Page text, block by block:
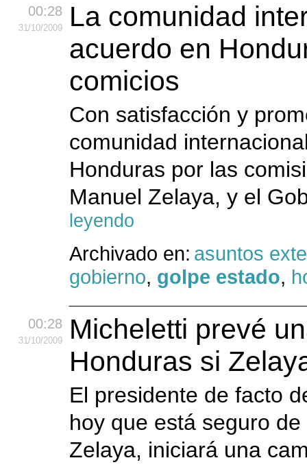
00:28
31/10/2009
La comunidad
acuerdo en
comicios
Con satisfacción y
comunidad
Honduras por las
Manuel Zelaya, y el
leyendo
Archivado en: asuntos
gobierno, golpe estado,
00:28
31/10/2009
Micheletti prevé
Honduras si
El presidente de facto
hoy que está seguro
Zelaya, iniciará una